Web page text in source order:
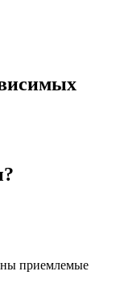
приемлемые